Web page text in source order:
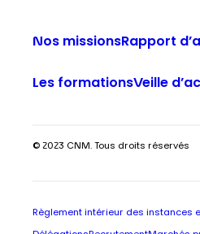
Nos missionsRapport
Les formationsVeille
© 2023 CNM. Tous droits réservés
Règlement intérieur des instances